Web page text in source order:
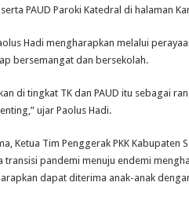
PAUD Paroki Katedral di halaman
Hadi mengharapkan melalui
bersemangat dan bersekolah.
di tingkat TK dan PAUD itu sebagai
ujar Paolus Hadi.
Ketua Tim Penggerak PKK Kabupaten
transisi pandemi menuju endemi
dapat diterima anak-anak